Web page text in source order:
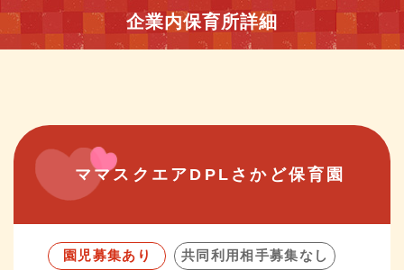
企業内保育所詳細
ママスクエアDPLさかど保育園
園児募集あり 共同利用相手募集なし